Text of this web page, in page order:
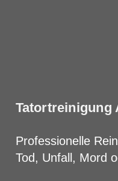
Tatortreinigung
Professionelle
Tod, Unfall, Mord